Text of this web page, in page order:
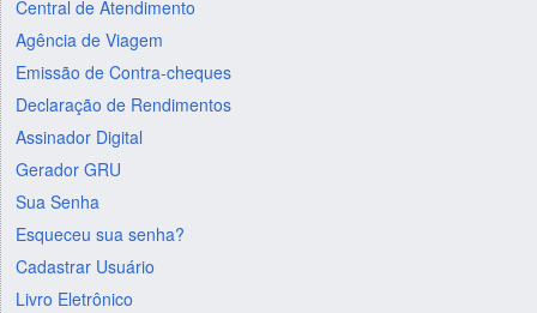
Central de Atendimento
Agência de Viagem
Emissão de Contra-cheques
Declaração de Rendimentos
Assinador Digital
Gerador GRU
Sua Senha
Esqueceu sua senha?
Cadastrar Usuário
Livro Eletrônico